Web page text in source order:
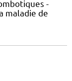
-
maladie de